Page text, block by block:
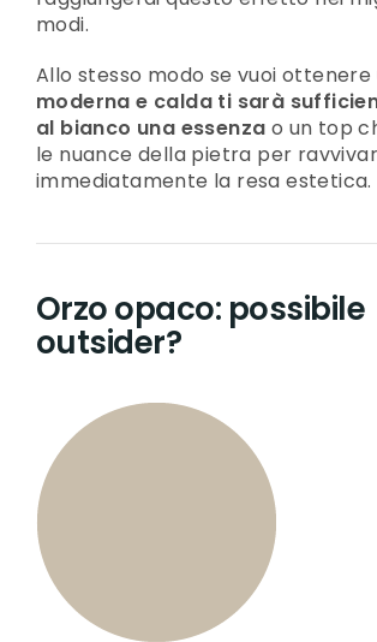
modi.
Allo stesso modo se vuoi ottenere
moderna e calda ti sarà
al bianco una essenza o un top
le nuance della pietra per
immediatamente la resa estetica.
Orzo opaco: possibile
outsider?